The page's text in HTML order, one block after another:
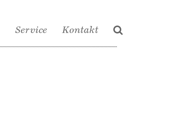
Service Kontakt